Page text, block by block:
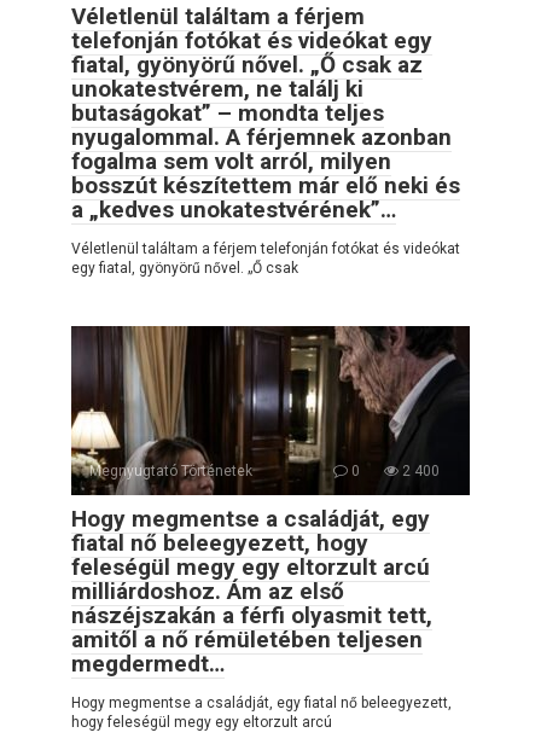
Véletlenül találtam a férjem
telefonján fotókat és videókat egy
fiatal, gyönyörű nővel. „Ő csak az
unokatestvérem, ne találj ki
butaságokat” – mondta teljes
nyugalommal. A férjemnek azonban
fogalma sem volt arról, milyen
bosszút készítettem már elő neki és
a „kedves unokatestvérének”…
Véletlenül találtam a férjem telefonján fotókat és videókat
egy fiatal, gyönyörű nővel. „Ő csak
Megnyugtató Történetek 0 2 400
Hogy megmentse a családját, egy
fiatal nő beleegyezett, hogy
feleségül megy egy eltorzult arcú
milliárdoshoz. Ám az első
nászéjszakán a férfi olyasmit tett,
amitől a nő rémületében teljesen
megdermedt…
Hogy megmentse a családját, egy fiatal nő beleegyezett,
hogy feleségül megy egy eltorzult arcú